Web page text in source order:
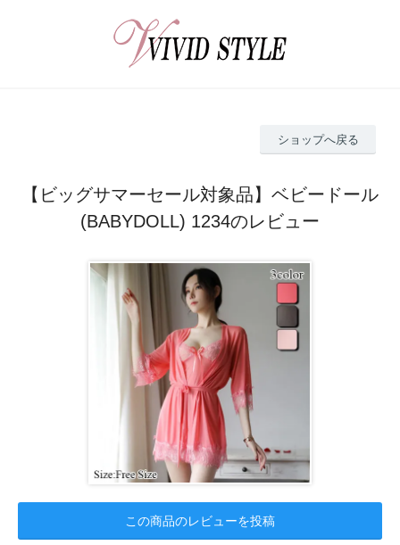
ショップへ戻る
【ビッグサマーセール対象品】ベビードール
(BABYDOLL) 1234のレビュー
この商品のレビューを投稿